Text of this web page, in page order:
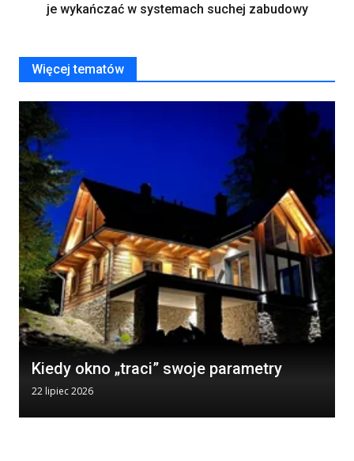
je wykańczać w systemach suchej zabudowy
Więcej tematów
Kiedy okno „traci” swoje parametry
22 lipiec 2026